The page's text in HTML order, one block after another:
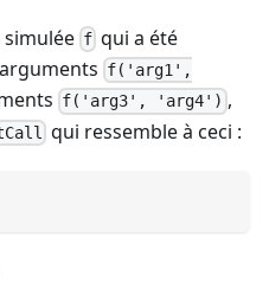
f qui a été
f('arg1',
f('arg3', 'arg4') ,
qui ressemble à ceci :